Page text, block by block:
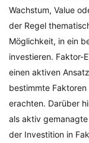
Wachstum, Value
der Regel
Möglichkeit, in ein
investieren. Faktor-
einen aktiven
bestimmte
erachten. Darüber
als aktiv
der Investition in